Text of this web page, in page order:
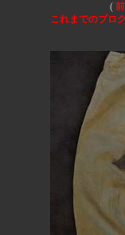
のブログや商品ペ